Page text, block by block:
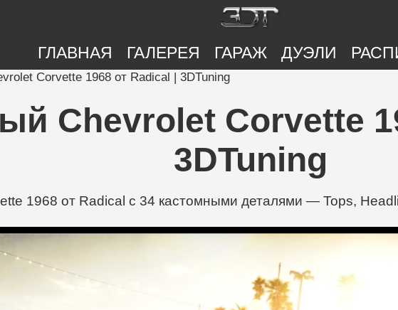
ГЛАВНАЯ ГАЛЕРЕЯ ГАРАЖ ДУЭЛИ
Corvette 1968 от Radical | 3DTuning
Chevrolet Corvette
3DTuning
1968 от Radical с 34 кастомными деталями — Tops,